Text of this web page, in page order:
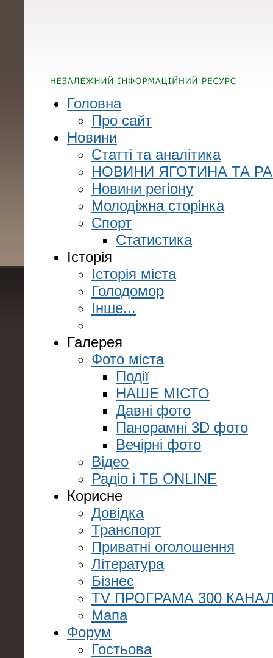
Головна
Про сайт
Новини
Статті та аналітика
НОВИНИ ЯГОТИНА ТА
Новини регіону
Молодіжна сторінка
Спорт
Статистика
Історія
Історія міста
Голодомор
Інше...
Галерея
Фото міста
Події
НАШЕ МІСТО
Давні фото
Панорамні 3D фото
Вечірні фото
Відео
Радіо і ТБ ONLINE
Корисне
Довідка
Транспорт
Приватні оголошення
Література
Бізнес
TV ПРОГРАМА 300
Мапа
Форум
Гостьова